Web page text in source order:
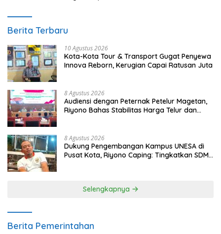
Berita Terbaru
10 Agustus 2026
Kota-Kota Tour & Transport Gugat Penyewa
Innova Reborn, Kerugian Capai Ratusan Juta
8 Agustus 2026
Audiensi dengan Peternak Petelur Magetan,
Riyono Bahas Stabilitas Harga Telur dan
8 Agustus 2026
Dukung Pengembangan Kampus UNESA di
Pusat Kota, Riyono Caping: Tingkatkan SDM
Selengkapnya
Berita Pemerintahan